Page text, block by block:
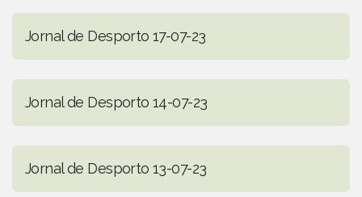
Jornal de Desporto 17-07-23
Jornal de Desporto 14-07-23
Jornal de Desporto 13-07-23